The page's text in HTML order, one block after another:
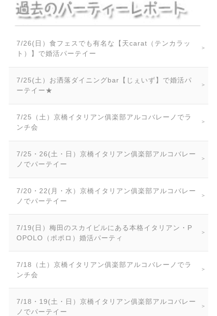
7/26(日）食フェスでも有名な【天carat（テンカラッ
ト）】で婚活パーテイー
7/25(土）お洒落ダイニングbar【じぇいず】で婚活パ
ーテイー★
7/25（土）京橋イタリアン俱楽部アルコバレーノでラ
ンチ会
7/25・26(土・日）京橋イタリアン俱楽部アルコバレー
ノでパーテイー
7/20・22(月・水）京橋イタリアン俱楽部アルコバレー
ノでパーテイー
7/19(日）梅田のスカイビルにある本格イタリアン・P
OPOLO（ポポロ）婚活パーティ
7/18（土）京橋イタリアン俱楽部アルコバレーノでラ
ンチ会
7/18・19(土・日）京橋イタリアン俱楽部アルコバレー
ノでパーテイー